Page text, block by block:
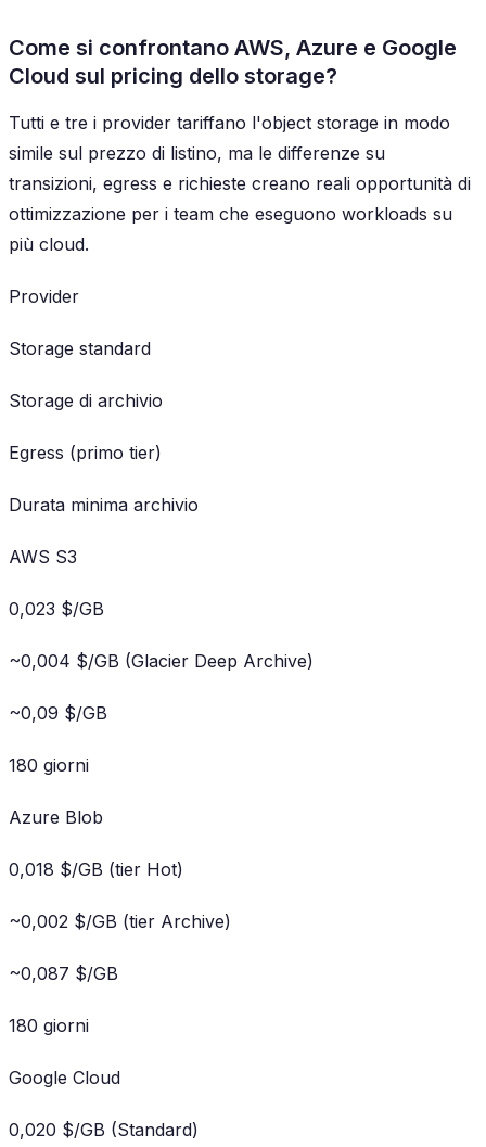
Come si confrontano AWS, Azure e Google
Cloud sul pricing dello storage?
Tutti e tre i provider tariffano l'object storage in modo
simile sul prezzo di listino, ma le differenze su
transizioni, egress e richieste creano reali opportunità di
ottimizzazione per i team che eseguono workloads su
più cloud.
Provider
Storage standard
Storage di archivio
Egress (primo tier)
Durata minima archivio
AWS S3
0,023 $/GB
~0,004 $/GB (Glacier Deep Archive)
~0,09 $/GB
180 giorni
Azure Blob
0,018 $/GB (tier Hot)
~0,002 $/GB (tier Archive)
~0,087 $/GB
180 giorni
Google Cloud
0,020 $/GB (Standard)